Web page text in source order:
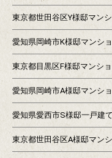
東京都世田谷区Y様邸マン
愛知県岡崎市K様邸マンシ
東京都目黒区F様邸マンシ
愛知県岡崎市A様邸マンシ
愛知県愛西市S様邸一戸建
東京都世田谷区A様邸マン